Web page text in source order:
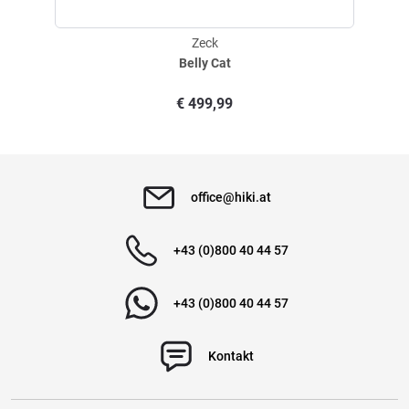
Belly Cat
Zeck
€ 499,99
office@hiki.at
+43 (0)800 40 44 57
+43 (0)800 40 44 57
Kontakt